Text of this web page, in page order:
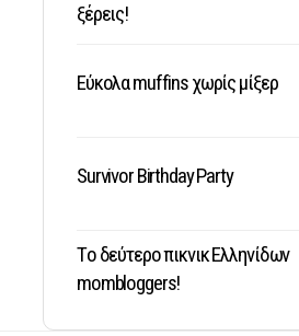
ξέρεις!
Εύκολα muffins χωρίς μίξερ
Survivor Birthday Party
Tο δεύτερο πικνικ Ελληνίδων
mombloggers!